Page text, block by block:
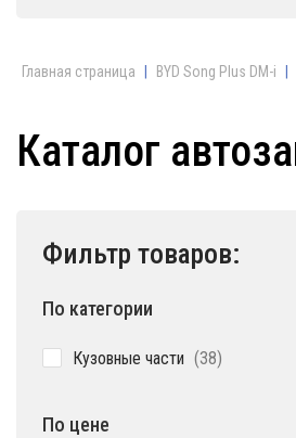
Главная страница BYD Song Plus DM-i
Каталог
Фильтр товаров:
По категории
Кузовные части 3838
По цене